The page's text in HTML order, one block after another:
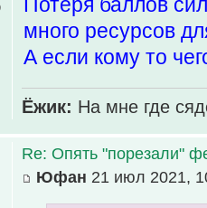
много ресурсов
А если кому то
Ёжик: На мне где
Re: Опять "порезали"
Юфан 21 июл 2021,